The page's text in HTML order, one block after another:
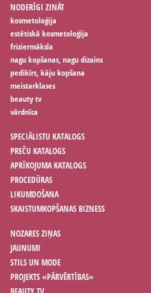
NODERĪGI ZINĀT
kosmetoloģija
estētiskā kosmetoloģija
friziermāksla
nagu kopšanas, nagu dizains
pedikīrs, kāju kopšana
meistarklases
beauty tv
vārdnīca
SPECIĀLISTU KATALOGS
PREČU KATALOGS
APRĪKOJUMA KATALOGS
PROCEDŪRAS
LIKUMDOŠANA
SKAISTUMKOPŠANAS BIZNESS
NOZARES ZIŅAS
JAUNUMI
STILS UN MODE
PROJEKTS «PĀRVĒRTĪBAS»